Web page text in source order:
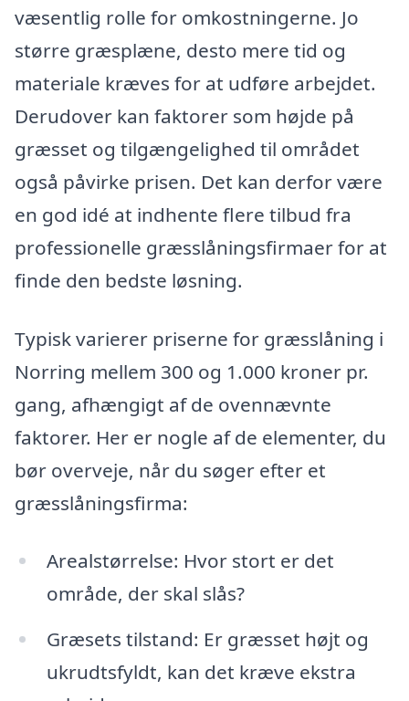
væsentlig rolle for omkostningerne. Jo
større græsplæne, desto mere tid og
materiale kræves for at udføre arbejdet.
Derudover kan faktorer som højde på
græsset og tilgængelighed til området
også påvirke prisen. Det kan derfor være
en god idé at indhente flere tilbud fra
professionelle græsslåningsfirmaer for at
finde den bedste løsning.
Typisk varierer priserne for græsslåning i
Norring mellem 300 og 1.000 kroner pr.
gang, afhængigt af de ovennævnte
faktorer. Her er nogle af de elementer, du
bør overveje, når du søger efter et
græsslåningsfirma:
Arealstørrelse: Hvor stort er det
område, der skal slås?
Græsets tilstand: Er græsset højt og
ukrudtsfyldt, kan det kræve ekstra